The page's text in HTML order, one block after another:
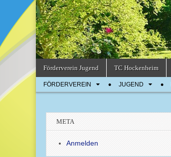
Main
menu
to
content
Förderverein Jugend TC Hockenheim
Sub
menu
FÖRDERVEREIN JUGEND
META
Anmelden